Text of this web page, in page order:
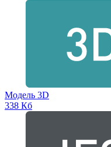
Модель 3D
338 Кб